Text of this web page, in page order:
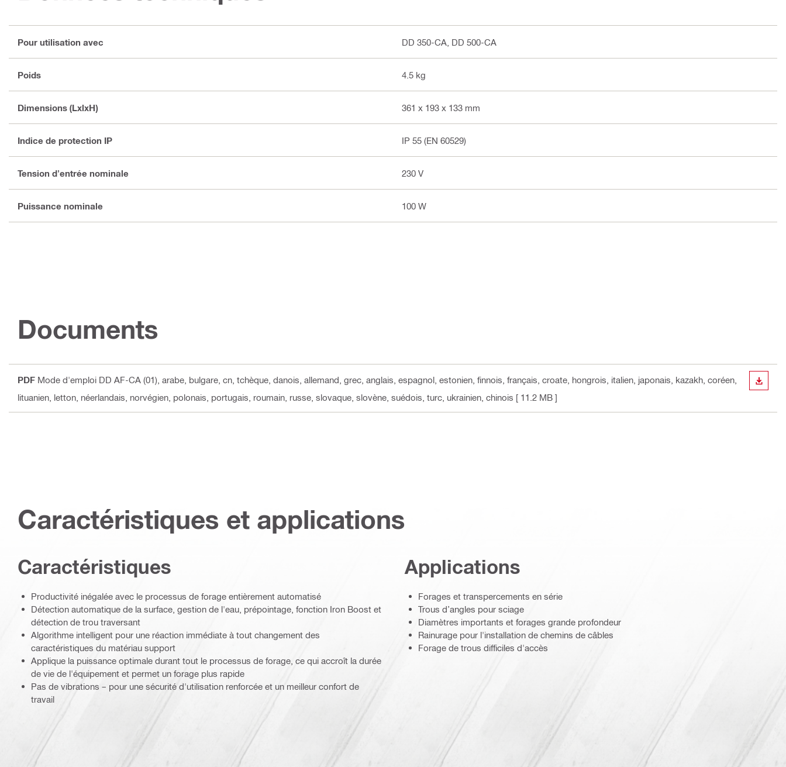
Pour utilisation avec DD 350-CA, DD 500-CA
Poids 4.5 kg
Dimensions (LxlxH) 361 x 193 x 133 mm
Indice de protection IP IP 55 (EN 60529)
Tension d'entrée nominale 230 V
Puissance nominale 100 W
Documents
PDF Mode d'emploi DD AF-CA (01) , arabe, bulgare, cn, tchèque, danois, allemand, grec, anglais, espagnol, estonien, finnois, français, croate, hongrois, italien, japonais, kazakh, coréen,
lituanien, letton, néerlandais, norvégien, polonais, portugais, roumain, russe, slovaque, slovène, suédois, turc, ukrainien, chinois [ 11.2 MB ]
Caractéristiques et applications
Caractéristiques
Productivité inégalée avec le processus de forage entièrement automatisé
Détection automatique de la surface, gestion de l'eau, prépointage, fonction Iron Boost et
détection de trou traversant
Algorithme intelligent pour une réaction immédiate à tout changement des
caractéristiques du matériau support
Applique la puissance optimale durant tout le processus de forage, ce qui accroît la durée
de vie de l'équipement et permet un forage plus rapide
Pas de vibrations – pour une sécurité d'utilisation renforcée et un meilleur confort de
travail
Applications
Forages et transpercements en série
Trous d’angles pour sciage
Diamètres importants et forages grande profondeur
Rainurage pour l'installation de chemins de câbles
Forage de trous difficiles d'accès